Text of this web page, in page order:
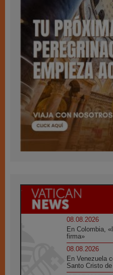
08.08.2026
En Colombia,
firma»
08.08.2026
En Venezuela
Santo Cristo